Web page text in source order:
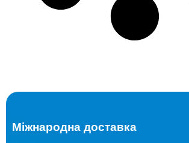
Міжнародна доставка